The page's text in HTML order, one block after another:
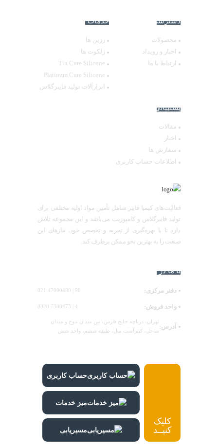
دسترسی سریع
محصولات
اخبار و رویداد
ارتباط با ما
خدمات کیمیافایبر
رزین ها
ژلکوت ها
Tin Cure Silicone
Platinum Cure Silicone
ابزارآلات تولید فایبرگلاس
پشتیبانی
مقالات
اخبار
سفارش ها
اطلاعات حساب كاربری
فعالیت‌های کیمیا فایبر شامل تأمین مواد اولیه مختلفی برای
تولید فایبرگلاس و کامپوزیت می‌باشد و این مجموعه تلاش
دارد تا با بهره‌گیری از تجربه و تخصص خود، نیازهای این
صنعت را به بهترین نحو ممکن برطرف کند.
با ما در ارتباط باشید:
دفتر مرکزی: 90 | 47000480 021
واحد فروش: 4 | 7300473 0920
آدرس:
تهران، دریاچه خلیج فارس، بین میدان موج و میدان
ساحل، کنتراست مال، طبقه ششم، واحد شش
کلیک
کنیــد
حساب کاربری
میز خدمات
مسیریابی